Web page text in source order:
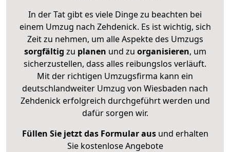
In der Tat gibt es viele Dinge zu beachten bei
einem Umzug nach Zehdenick. Es ist wichtig, sich
Zeit zu nehmen, um alle Aspekte des Umzugs
sorgfältig zu planen und zu organisieren, um
sicherzustellen, dass alles reibungslos verläuft.
Mit der richtigen Umzugsfirma kann ein
deutschlandweiter Umzug von Wiesbaden nach
Zehdenick erfolgreich durchgeführt werden und
dafür sorgen wir.
Füllen Sie jetzt das Formular ausund erhalten
Sie kostenlose Angebote